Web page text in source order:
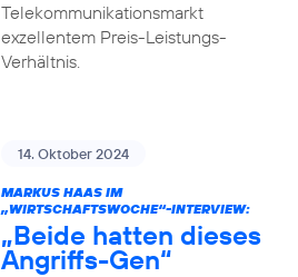
Telekommunikationsmarkt
exzellentem Preis-Leistungs-
Verhältnis.
14. Oktober 2024
MARKUS HAAS IM
„WIRTSCHAFTSWOCHE“-INTERVIEW:
„Beide hatten dieses
Angriffs-Gen“